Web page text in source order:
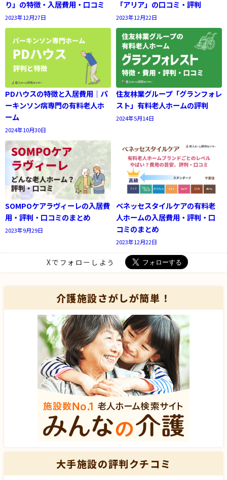
り」の特徴・入居費用・口コミ
2023年12月27日
「アリア」の口コミ・評判
2023年12月22日
PDハウスの特徴と入居費用｜パ
ーキンソン病専門の有料老人ホ
ーム
2024年10月30日
住友林業グループ「グランフォレ
スト」有料老人ホームの評判
2024年5月14日
SOMPOケアラヴィーレの入居費
用・評判・口コミのまとめ
2023年9月29日
ベネッセスタイルケアの有料老
人ホームの入居費用・評判・口
コミのまとめ
2023年12月22日
Xでフォローしよう
介護施設さがしが簡単！
大手施設の評判クチコミ